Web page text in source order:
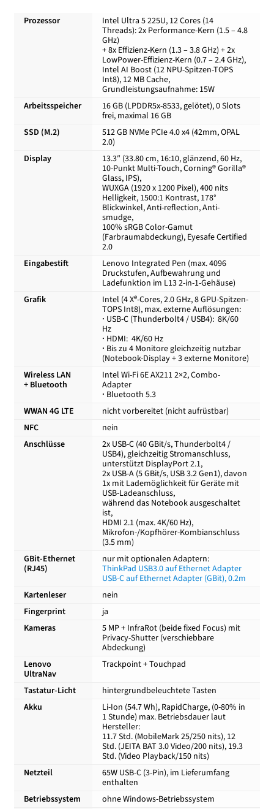
Versand-/Lieferkosten
Vertrag widerrufen
Widerrufsbelehrung und Widerrufsfomular
Zahlungsarten
Prozessor
Intel Ultra 5 225U, 12 Cores (14
Threads): 2x Performance-Kern (1.5 – 4.8
GHz)
+ 8x Effizienz-Kern (1.3 – 3.8 GHz) + 2x
LowPower-Effizienz-Kern (0.7 – 2.4 GHz),
Intel AI Boost (12 NPU-Spitzen-TOPS
Int8), 12 MB Cache,
Grundleistungsaufnahme: 15W
Arbeitsspeicher
16 GB (LPDDR5x-8533, gelötet), 0 Slots
frei, maximal 16 GB
SSD (M.2)
512 GB NVMe PCIe 4.0 x4 (42mm, OPAL
2.0)
Display
13.3″ (33.80 cm, 16:10, glänzend, 60 Hz,
10-Punkt Multi-Touch, Corning® Gorilla®
Glass, IPS),
WUXGA (1920 x 1200 Pixel), 400 nits
Helligkeit, 1500:1 Kontrast, 178°
Blickwinkel, Anti-reflection, Anti-
smudge,
100% sRGB Color-Gamut
(Farbraumabdeckung), Eyesafe Certified
2.0
Eingabestift
Lenovo Integrated Pen (max. 4096
Druckstufen, Aufbewahrung und
Ladefunktion im L13 2-in-1-Gehäuse)
Grafik
Intel (4 Xe-Cores, 2.0 GHz, 8 GPU-Spitzen-
TOPS Int8), max. externe Auflösungen:
· USB-C (Thunderbolt4 / USB4): 8K/60
Hz
· HDMI: 4K/60 Hz
· Bis zu 4 Monitore gleichzeitig nutzbar
(Notebook-Display + 3 externe Monitore)
Wireless LAN
+ Bluetooth
Intel Wi-Fi 6E AX211 2×2, Combo-
Adapter
· Bluetooth 5.3
WWAN 4G LTE
nicht vorbereitet (nicht aufrüstbar)
NFC
nein
Anschlüsse
2x USB-C (40 GBit/s, Thunderbolt4 /
USB4), gleichzeitig Stromanschluss,
unterstützt DisplayPort 2.1,
2x USB-A (5 GBit/s, USB 3.2 Gen1), davon
1x mit Lademöglichkeit für Geräte mit
USB-Ladeanschluss,
während das Notebook ausgeschaltet
ist,
HDMI 2.1 (max. 4K/60 Hz),
Mikrofon-/Kopfhörer-Kombianschluss
(3.5 mm)
GBit-Ethernet
(RJ45)
nur mit optionalen Adaptern:
ThinkPad USB3.0 auf Ethernet Adapter
USB-C auf Ethernet Adapter (GBit), 0.2m
Kartenleser
nein
Fingerprint
ja
Kameras
5 MP + InfraRot (beide fixed Focus) mit
Privacy-Shutter (verschiebbare
Abdeckung)
Lenovo
UltraNav
Trackpoint + Touchpad
Tastatur-Licht
hintergrundbeleuchtete Tasten
Akku
Li-Ion (54.7 Wh), RapidCharge, (0-80% in
1 Stunde) max. Betriebsdauer laut
Hersteller:
11.7 Std. (MobileMark 25/250 nits), 12
Std. (JEITA BAT 3.0 Video/200 nits), 19.3
Std. (Video Playback/150 nits)
Netzteil
65W USB-C (3-Pin), im Lieferumfang
enthalten
Betriebssystem
ohne Windows-Betriebssystem